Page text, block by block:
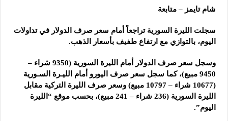
شام تايمز – متابعة
سجلت الليرة السورية تراجعاً أمام سعر صرف الدولار في تداولات
اليوم، بالتوازي مع ارتفاع طفيف بأسعار الذهب.
وسجل سعر صرف الدولار أمام الليرة السورية (9350 شراء –
9450 مبيع)، كما سجل سعر صرف اليورو أمام الليـرة السـورية
(10677 شراء – 10797 مبيع) وسعر صرف الليرة التركية مقابل
الليرة السورية (236 شراء – 241 مبيع)، بحسب موقع “الليرة
اليوم”.